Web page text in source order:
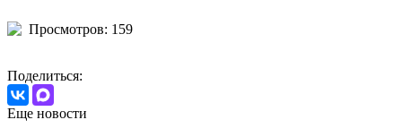
Просмотров: 159
Поделиться:
Еще новости